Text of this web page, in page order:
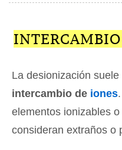
La desionización
intercambio de iones
elementos ionizables
consideran extraños o